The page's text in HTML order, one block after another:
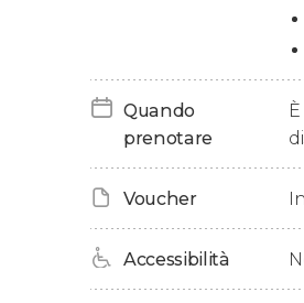
Dopo quattro ore di
uno dei bar.
Quando
prenotare
Voucher
Accessibilità